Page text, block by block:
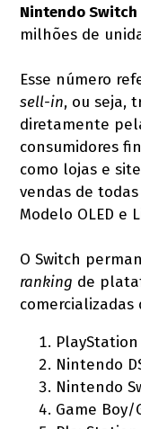
Nintendo Switch
milhões de
Esse número
sell-in, ou seja,
diretamente
consumidores
como lojas e
vendas de
Modelo OLED e
O Switch
ranking de
comercializadas
Nintendo
Nintendo
Game Boy/